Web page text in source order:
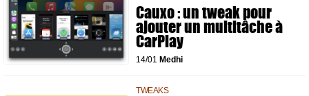
Cauxo : un tweak pour
ajouter un multitâche à
CarPlay
14/01 Medhi
TWEAKS